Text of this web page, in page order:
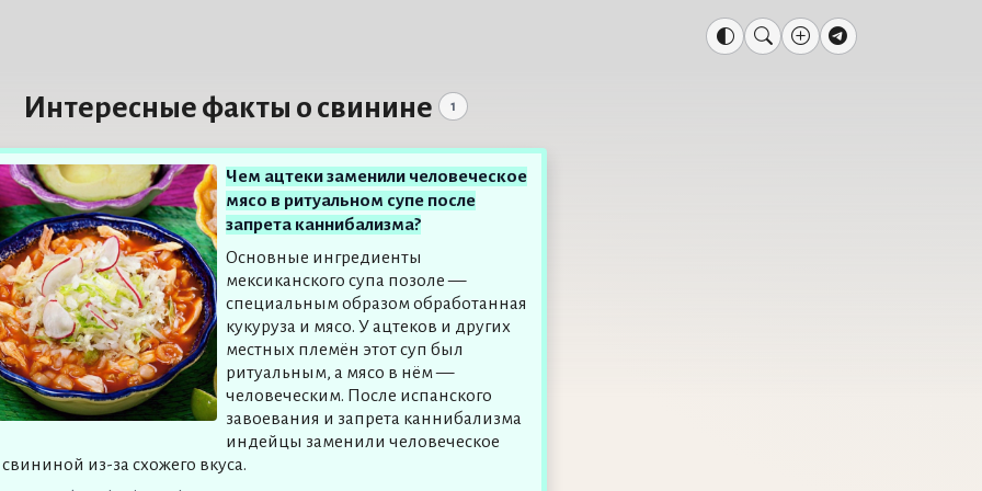
Интересные факты о свинине 1
Чем ацтеки заменили человеческое
мясо в ритуальном супе после
запрета каннибализма?
Основные ингредиенты
мексиканского супа позоле —
специальным образом обработанная
кукуруза и мясо. У ацтеков и других
местных племён этот суп был
ритуальным, а мясо в нём —
человеческим. После испанского
завоевания и запрета каннибализма
индейцы заменили человеческое
из-за схожего вкуса.